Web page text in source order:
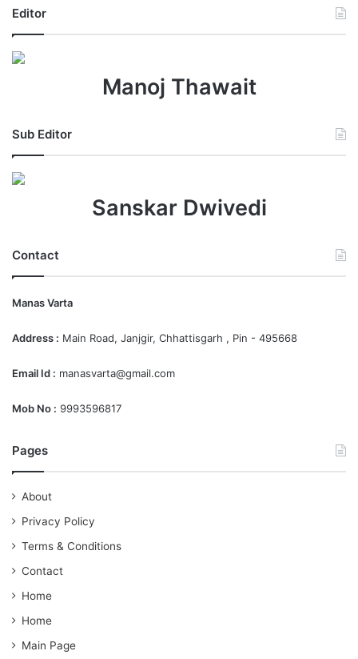
Editor
Manoj Thawait
Sub Editor
Sanskar Dwivedi
Contact
Manas Varta
Address : Main Road, Janjgir, Chhattisgarh , Pin - 495668
Email Id : manasvarta@gmail.com
Mob No : 9993596817
Pages
About
Privacy Policy
Terms & Conditions
Contact
Home
Home
Main Page